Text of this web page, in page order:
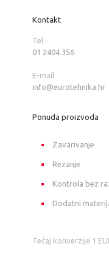
Kontakt
Tel
01 2404 356
E-mail
info@eurotehnika.hr
Ponuda proizvoda
Zavarivanje
Rezanje
Kontrola bez
Dodatni
Tečaj konverzije 1